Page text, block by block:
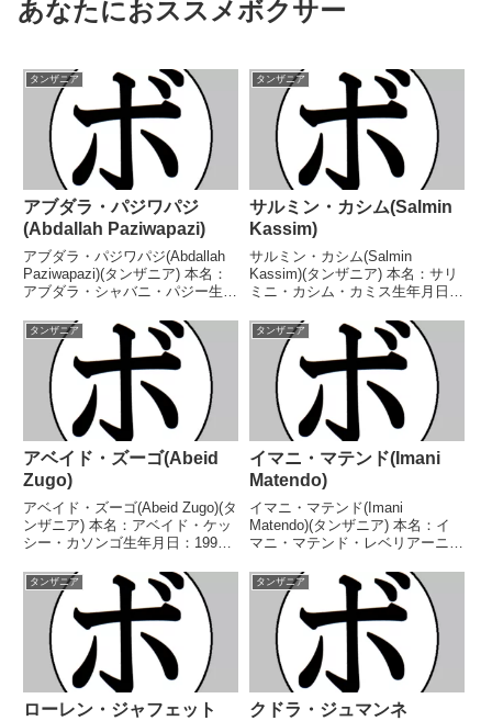
あなたにおススメボクサー
タンザニア
アブダラ・パジワパジ
(Abdallah Paziwapazi)
アブダラ・パジワパジ(Abdallah
Paziwapazi)(タンザニア) 本名：
アブダラ・シャバニ・パジー生年
ザニア戦績：49戦34勝(29KO)13
敗1分1無効試合 【獲得タイト
ル】TPBCタンザニ...
タンザニア
サルミン・カシム(Salmin
Kassim)
サルミン・カシム(Salmin
Kassim)(タンザニア) 本名：サリ
ミニ・カシム・カミス生年月日：
戦11勝(7KO)1敗2分 【獲得タイ
トル】WBFインターコンチネン
タルスーパーバンタム級王座
WBOアフリカ...
タンザニア
アベイド・ズーゴ(Abeid
Zugo)
アベイド・ズーゴ(Abeid Zugo)(タ
ンザニア) 本名：アベイド・ケッ
シー・カソンゴ生年月日：1996
績：17戦15勝(13KO)2敗 【獲得
タイトル】タンザニアライト級王
座 【戦歴】2011/12/24...
タンザニア
イマニ・マテンド(Imani
Matendo)
イマニ・マテンド(Imani
Matendo)(タンザニア) 本名：イ
マニ・マテンド・レベリアーニ生
績：10戦7勝(3KO)2敗1分 【獲得
タイトル】なし 【戦歴】
2021/10/11 ○4R判定 3-0(採点...
タンザニア
ローレン・ジャフェット
タンザニア
クドラ・ジュマンネ